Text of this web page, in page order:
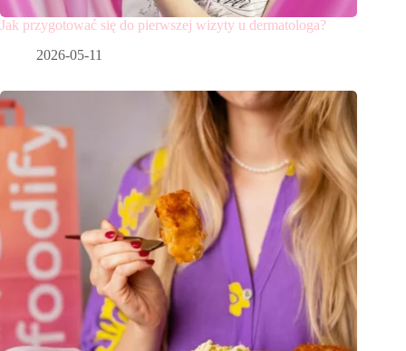
Jak przygotować się do pierwszej wizyty u dermatologa?
2026-05-11